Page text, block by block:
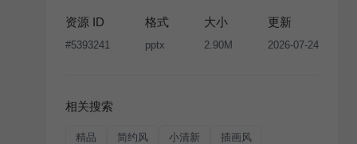
版权声明
条款，禁止任何形式的转让、出售或出租，未
经投权许可任何人不得擅自转载和分发，否则将接照我
资源 ID
#5393241
格式
pptx
大小
2.90M
更新
2026-07-24
相关搜索
精品 简约风 小清新 插画风